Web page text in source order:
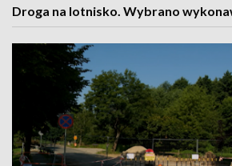
Droga na lotnisko. Wybrano